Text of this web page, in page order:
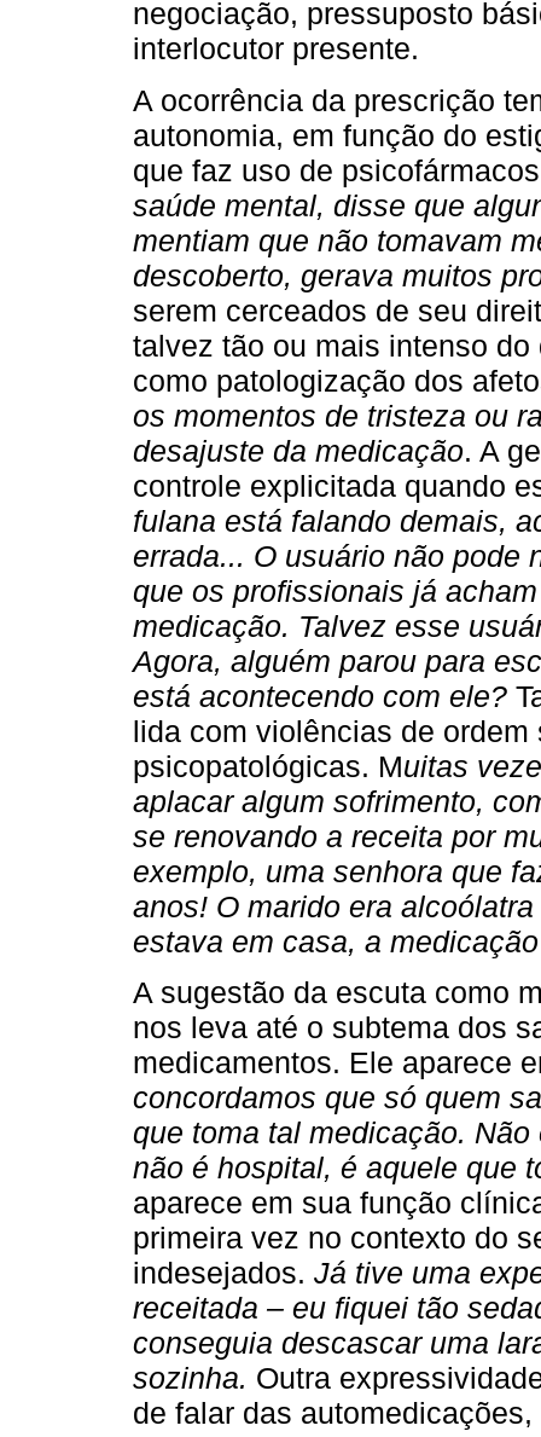
negociação, pressuposto
interlocutor presente.
A ocorrência da prescrição
autonomia, em função do
que faz uso de
saúde mental, disse que
mentiam que não tomavam
descoberto, gerava muitos
serem cerceados de seu
talvez tão ou mais intenso
como patologização dos
os momentos de tristeza ou
desajuste da medicação. A
controle explicitada quando
fulana está falando demais,
errada... O usuário não pode
que os profissionais já
medicação. Talvez esse
Agora, alguém parou para
está acontecendo com ele?
lida com violências de
psicopatológicas. Muitas
aplacar algum sofrimento,
se renovando a receita por
exemplo, uma senhora que
anos! O marido era
estava em casa, a
A sugestão da escuta como
nos leva até o subtema dos
medicamentos. Ele aparece
concordamos que só quem
que toma tal medicação.
não é hospital, é aquele que
aparece em sua função
primeira vez no contexto do
indesejados. Já tive uma
receitada – eu fiquei tão
conseguia descascar uma
sozinha. Outra
de falar das